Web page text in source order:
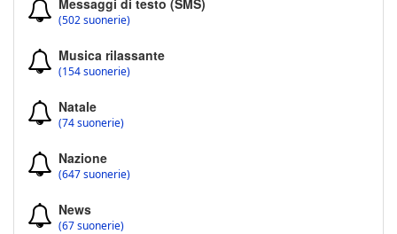
Messaggi di testo (SMS)
(502 suonerie)
Musica rilassante
(154 suonerie)
Natale
(74 suonerie)
Nazione
(647 suonerie)
News
(67 suonerie)